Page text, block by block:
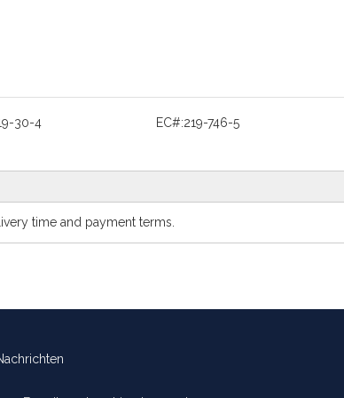
30-4 EC#:219-746-5
time and payment terms.